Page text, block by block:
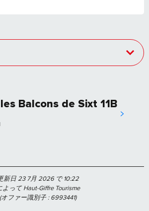
Balcons de Sixt 11B
新日 23 7月 2026 で 10:22
よって Haut-Giffre Tourisme
(オファー識別子 :6993441)